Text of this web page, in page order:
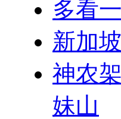
多看
新加
神农
妹山